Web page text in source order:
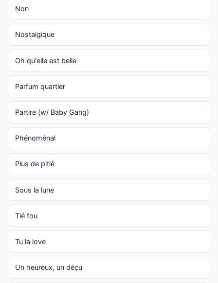
Non
Nostalgique
Oh qu'elle est belle
Parfum quartier
Partire (w/ Baby Gang)
Phénoménal
Plus de pitié
Sous la lune
Tié fou
Tu la love
Un heureux, un déçu